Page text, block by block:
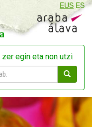
EUS ES
egin eta non utzi